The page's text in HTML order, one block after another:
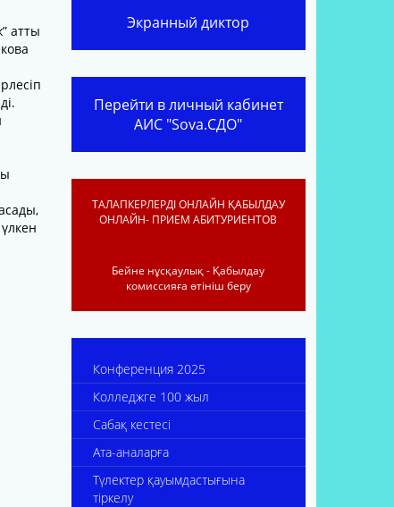
атты
Экранный диктор
Перейти в личный кабинет
АИС "Sova.СДО"
ТАЛАПКЕРЛЕРДІ ОНЛАЙН ҚАБЫЛДАУ
ОНЛАЙН- ПРИЕМ АБИТУРИЕНТОВ
Бейне нұсқаулық - Қабылдау
комиссияға өтініш беру
Конференция 2025
Колледжге 100 жыл
Сабақ кестесі
Ата-аналарға
Түлектер қауымдастығына
тіркелу